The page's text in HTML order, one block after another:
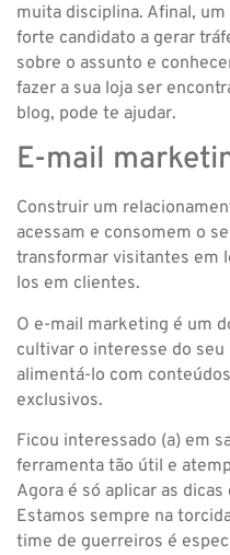
muita disciplina. Afinal,
forte candidato a gerar
sobre o assunto e
fazer a sua loja ser
blog, pode te ajudar.
E-mail
Construir um
acessam e consomem o
transformar visitantes em
los em clientes.
O e-mail marketing é um
cultivar o interesse do
alimentá-lo com
exclusivos.
Ficou interessado (a) em
ferramenta tão útil e
Agora é só aplicar as
Estamos sempre na
time de guerreiros é